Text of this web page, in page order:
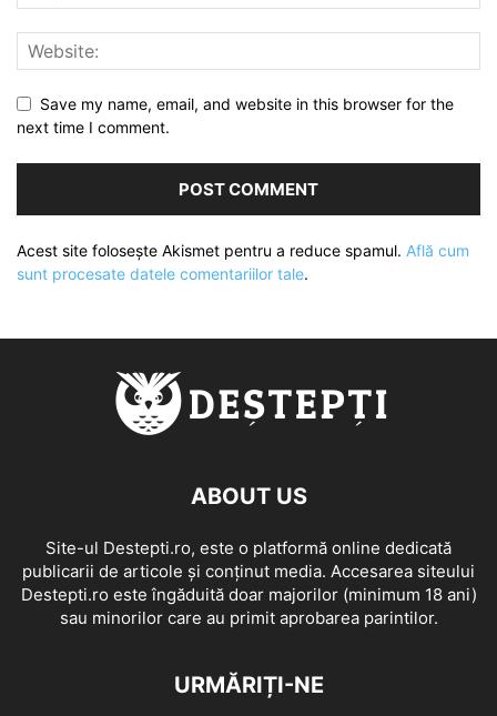
Save my name, email, and website in this browser for the
next time I comment.
Acest site folosește Akismet pentru a reduce spamul. Află cum
sunt procesate datele comentariilor tale.
ABOUT US
Site-ul Destepti.ro, este o platformă online dedicată
publicarii de articole și conținut media. Accesarea siteului
Destepti.ro este îngăduită doar majorilor (minimum 18 ani)
sau minorilor care au primit aprobarea parintilor.
URMĂRIȚI-NE